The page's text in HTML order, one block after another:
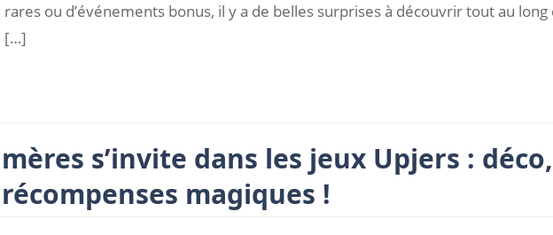
rares ou d’événements bonus, il y a de belles surprises à découvrir tout au long
[…]
s’invite dans les jeux Upjers : déco,
magiques !